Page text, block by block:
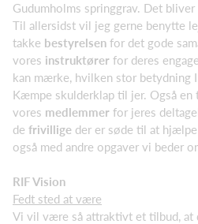
Gudumholms springgrav. Det
Til allersidst vil jeg gerne benytte
takke bestyrelsen for det gode
vores instruktører for deres
kan mærke, hvilken stor betydning
Kæmpe skulderklap til jer. Også en
vores medlemmer for jeres
de frivillige der er søde til at
også med andre opgaver vi beder
RIF Vision
Fedt sted at være
Vi vil være så attraktivt et tilbud, at